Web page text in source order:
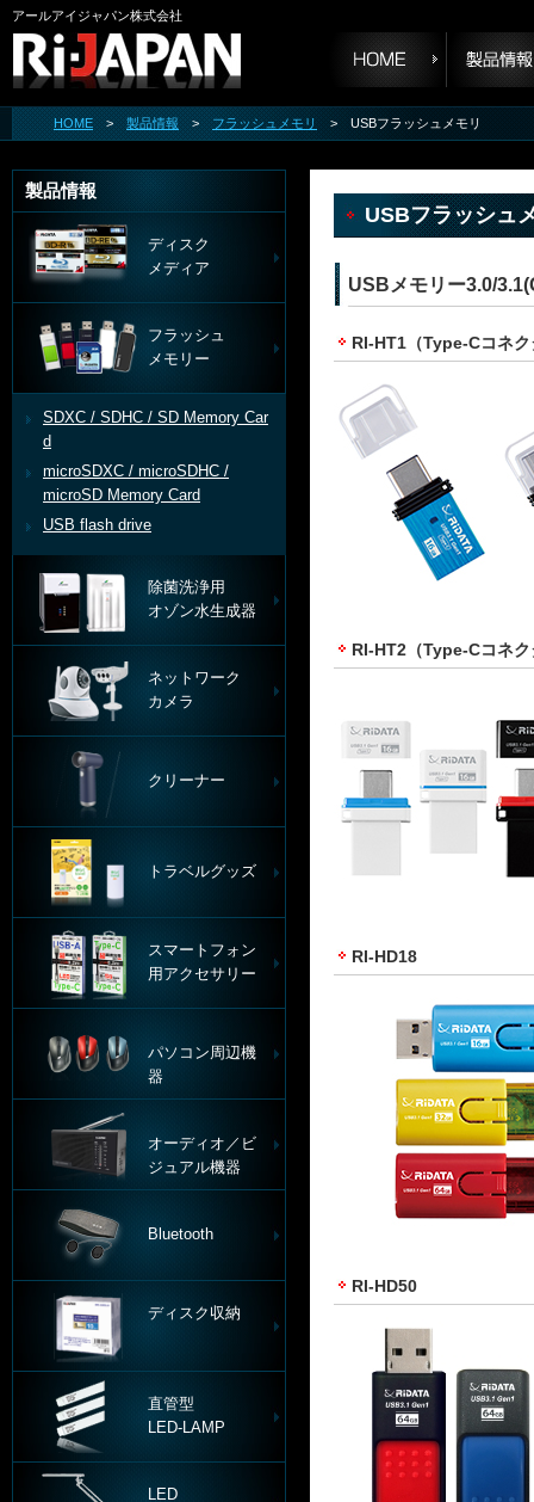
HOME > 製品情報 > フラッシュメモリ > USBフラッシュメモリ
USBフラッシュ
USBメモリー3.0/
RI-HT1（Type-Cコネ
RI-HT2（Type-Cコネ
RI-HD18
RI-HD50
製品情報
ディスク
メディア
フラッシュ
メモリー
SDXC / SDHC / SD Memory Car
d
microSDXC / microSDHC /
microSD Memory Card
USB flash drive
除菌洗浄用
オゾン水生成器
ネットワーク
カメラ
クリーナー
トラベルグッズ
スマートフォン
用アクセサリー
パソコン周辺機
器
オーディオ／ビ
ジュアル機器
Bluetooth
ディスク収納
直管型
LED-LAMP
LED
アールアイジャパン株式会社